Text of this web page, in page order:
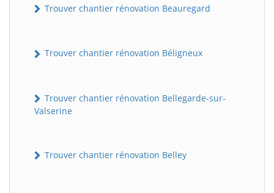
Trouver chantier rénovation Beauregard
Trouver chantier rénovation Béligneux
Trouver chantier rénovation Bellegarde-sur-
Valserine
Trouver chantier rénovation Belley